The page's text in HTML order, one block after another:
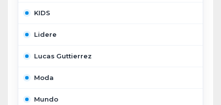
KIDS
Lidere
Lucas Guttierrez
Moda
Mundo